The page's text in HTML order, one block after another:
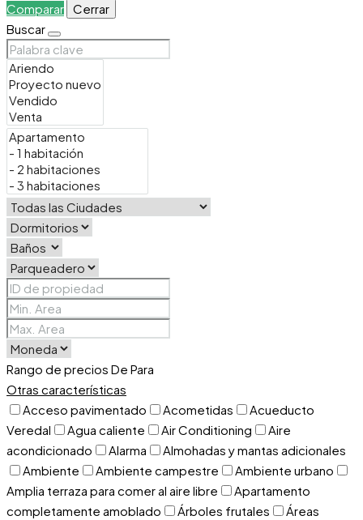
Comparar Cerrar
Buscar
Rango de precios De Para
Otras características
Acceso pavimentado
Acometidas
Acueducto
Veredal
Agua caliente Air Conditioning
Aire
acondicionado
Alarma
Almohadas y mantas adicionales
Ambiente
Ambiente campestre
Ambiente urbano
Amplia terraza para comer al aire libre
Apartamento
completamente amoblado
Árboles frutales
Áreas